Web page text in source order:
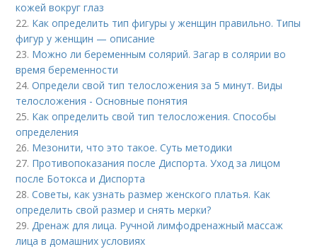
кожей вокруг глаз
22. Как определить тип фигуры у женщин правильно. Типы
фигур у женщин — описание
23. Можно ли беременным солярий. Загар в солярии во
время беременности
24.Определи свой тип телосложения за 5 минут. Виды
телосложения - Основные понятия
25. Как определить свой тип телосложения. Способы
определения
26. Мезонити, что это такое. Суть методики
27. Противопоказания после Диспорта. Уход за лицом
после Ботокса и Диспорта
28.Советы, как узнать размер женского платья. Как
определить свой размер и снять мерки?
29.Дренаж для лица. Ручной лимфодренажный массаж
лица в домашних условиях